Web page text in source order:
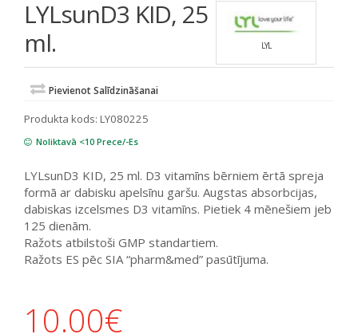
LYLsunD3 KID, 25
ml.
LYL
Pievienot Salīdzināšanai
Produkta kods: LY080225
Noliktavā <10 Prece/-Es
LYLsunD3 KID, 25 ml. D3 vitamīns bērniem ērtā spreja
formā ar dabisku apelsīnu garšu. Augstas absorbcijas,
dabiskas izcelsmes D3 vitamīns. Pietiek 4 mēnešiem jeb
125 dienām.
Ražots atbilstoši GMP standartiem.
Ražots ES pēc SIA “pharm&med” pasūtījuma.
10.00€